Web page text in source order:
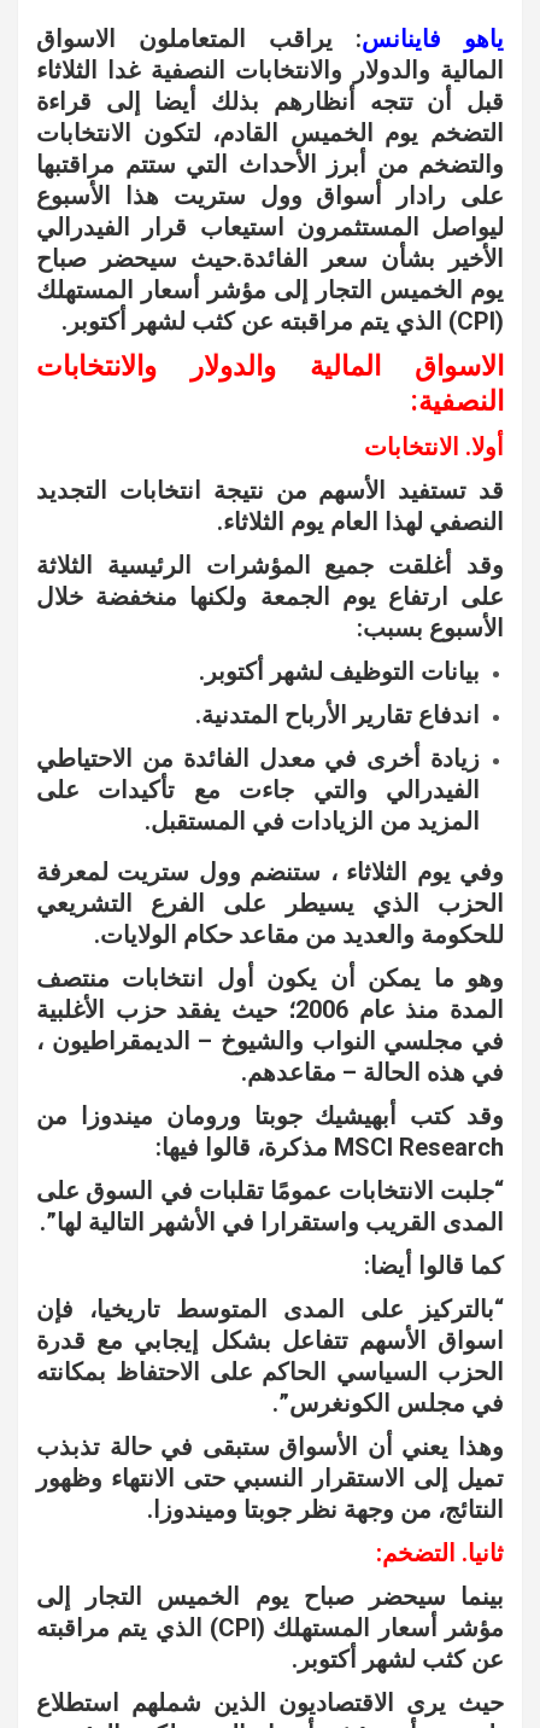
ياهو فاينانس: يراقب المتعاملون الاسواق
المالية والدولار والانتخابات النصفية غدا الثلاثاء
قبل أن تتجه أنظارهم بذلك أيضا إلى قراءة
التضخم يوم الخميس القادم، لتكون الانتخابات
والتضخم من أبرز الأحداث التي ستتم مراقتبها
على رادار أسواق وول ستريت هذا الأسبوع
ليواصل المستثمرون استيعاب قرار الفيدرالي
الأخير بشأن سعر الفائدة.حيث سيحضر صباح
يوم الخميس التجار إلى مؤشر أسعار المستهلك
(CPI) الذي يتم مراقبته عن كثب لشهر أكتوبر.
الاسواق المالية والدولار والانتخابات
النصفية:
أولا. الانتخابات
قد تستفيد الأسهم من نتيجة انتخابات التجديد
النصفي لهذا العام يوم الثلاثاء.
وقد أغلقت جميع المؤشرات الرئيسية الثلاثة
على ارتفاع يوم الجمعة ولكنها منخفضة خلال
الأسبوع بسبب:
بيانات التوظيف لشهر أكتوبر.
اندفاع تقارير الأرباح المتدنية.
زيادة أخرى في معدل الفائدة من الاحتياطي
الفيدرالي والتي جاءت مع تأكيدات على
المزيد من الزيادات في المستقبل.
وفي يوم الثلاثاء ، ستنضم وول ستريت لمعرفة
الحزب الذي يسيطر على الفرع التشريعي
للحكومة والعديد من مقاعد حكام الولايات.
وهو ما يمكن أن يكون أول انتخابات منتصف
المدة منذ عام 2006؛ حيث يفقد حزب الأغلبية
في مجلسي النواب والشيوخ – الديمقراطيون ،
في هذه الحالة – مقاعدهم.
وقد كتب أبهيشيك جوبتا ورومان ميندوزا من
MSCI Research مذكرة، قالوا فيها:
“جلبت الانتخابات عمومًا تقلبات في السوق على
المدى القريب واستقرارا في الأشهر التالية لها”.
كما قالوا أيضا:
“بالتركيز على المدى المتوسط تاريخيا، فإن
اسواق الأسهم تتفاعل بشكل إيجابي مع قدرة
الحزب السياسي الحاكم على الاحتفاظ بمكانته
في مجلس الكونغرس”.
وهذا يعني أن الأسواق ستبقى في حالة تذبذب
تميل إلى الاستقرار النسبي حتى الانتهاء وظهور
النتائج، من وجهة نظر جوبتا وميندوزا.
ثانيا. التضخم:
بينما سيحضر صباح يوم الخميس التجار إلى
مؤشر أسعار المستهلك (CPI) الذي يتم مراقبته
عن كثب لشهر أكتوبر.
حيث يرى الاقتصاديون الذين شملهم استطلاع